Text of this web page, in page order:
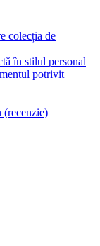
colecția de
în stilul personal
potrivit
(recenzie)